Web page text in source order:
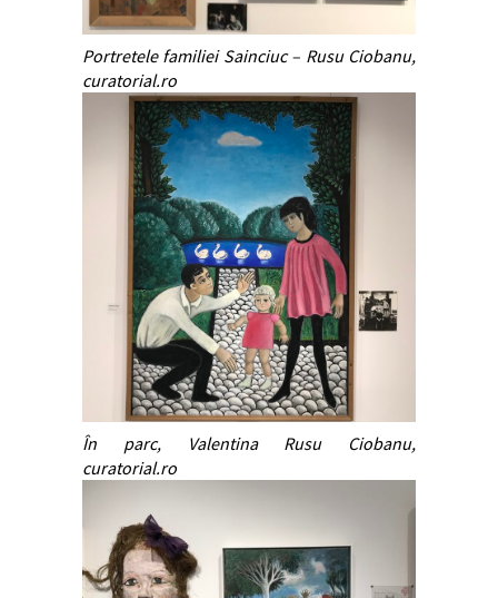
Portretele familiei Sainciuc – Rusu Ciobanu,
curatorial.ro
În parc, Valentina Rusu Ciobanu,
curatorial.ro